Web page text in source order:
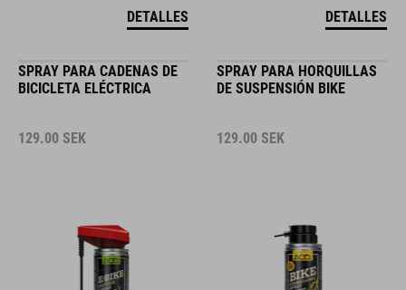
DETALLES DETALLES
SPRAY PARA CADENAS DE
BICICLETA ELÉCTRICA
129.00 SEK
SPRAY PARA HORQUILLAS
DE SUSPENSIÓN BIKE
129.00 SEK